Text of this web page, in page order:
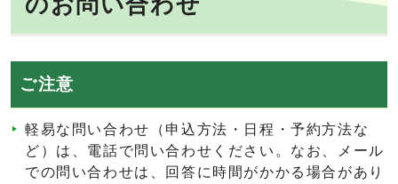
ご注意
軽易な問い合わせ（申込方法・日程・予約方法な
ど）は、電話で問い合わせください。なお、メール
での問い合わせは、回答に時間がかかる場合があり